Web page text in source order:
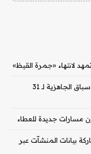
لانتهاء «جمرة القيظ»
قبل العودة إلى المدارس.. 5 ملفات تتصدر سباق الجاهزية لـ 31
مسارات جديدة للعطاء
بيانات المنشآت عبر